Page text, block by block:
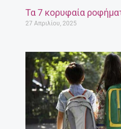
Τα 7 κορυφαία
27 Απριλίου, 2025